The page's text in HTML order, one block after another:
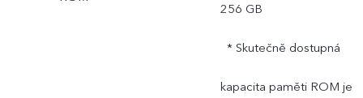
256 GB
* Skutečně dostupná
kapacita paměti ROM je